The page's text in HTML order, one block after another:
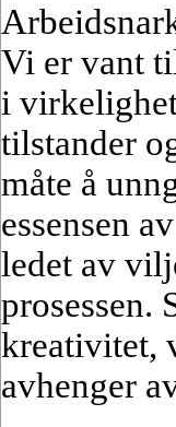
Vi er vant
i
tilstander
måte å
essensen
ledet av
prosessen.
kreativitet,
avhenger